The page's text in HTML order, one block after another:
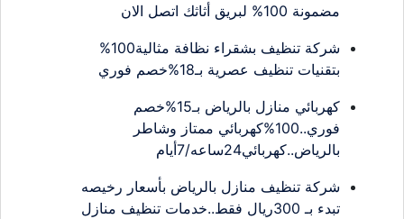
مضمونة 100% لبريق أثاثك اتصل الان
شركة تنظيف بشقراء نظافة مثالية100%
بتقنيات تنظيف عصرية بـ18%خصم فوري
كهربائي منازل بالرياض بـ15%خصم
فوري..100%كهربائي ممتاز وشاطر
بالرياض..كهربائي24ساعه/7أيام
شركة تنظيف منازل بالرياض بأسعار رخيصه
تبدء بـ 300ريال فقط..خدمات تنظيف منازل